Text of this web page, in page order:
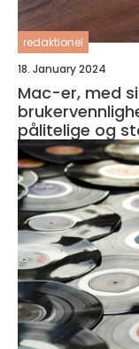
redaktionel
18. January 2024
Mac-er, med
pålitelige og